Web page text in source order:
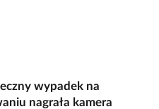
wypadek na
nagrała kamera